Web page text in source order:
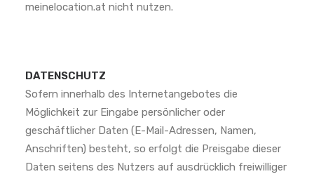
meinelocation.at nicht nutzen.
DATENSCHUTZ
Sofern innerhalb des Internetangebotes die
Möglichkeit zur Eingabe persönlicher oder
geschäftlicher Daten (E-Mail-Adressen, Namen,
Anschriften) besteht, so erfolgt die Preisgabe dieser
Daten seitens des Nutzers auf ausdrücklich freiwilliger